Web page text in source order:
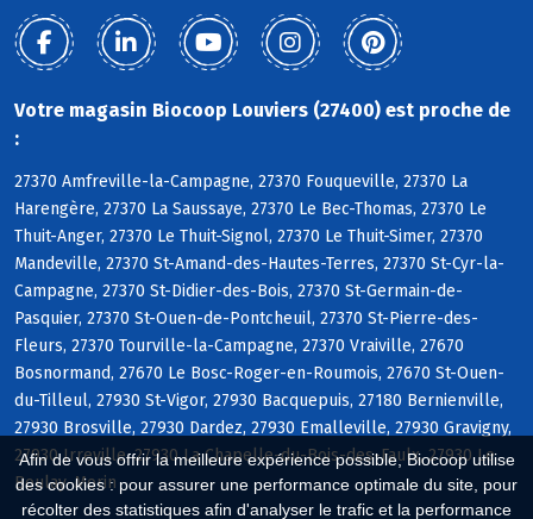
Afin de vous offrir la meilleure expérience possible, Biocoop utilise
des cookies : pour assurer une performance optimale du site, pour
récolter des statistiques afin d'analyser le trafic et la performance
Votre magasin Biocoop Louviers (27400) est proche de
:
27370 Amfreville-la-Campagne, 27370 Fouqueville, 27370 La
Harengère, 27370 La Saussaye, 27370 Le Bec-Thomas, 27370 Le
Thuit-Anger, 27370 Le Thuit-Signol, 27370 Le Thuit-Simer, 27370
Mandeville, 27370 St-Amand-des-Hautes-Terres, 27370 St-Cyr-la-
Campagne, 27370 St-Didier-des-Bois, 27370 St-Germain-de-
Pasquier, 27370 St-Ouen-de-Pontcheuil, 27370 St-Pierre-des-
Fleurs, 27370 Tourville-la-Campagne, 27370 Vraiville, 27670
Bosnormand, 27670 Le Bosc-Roger-en-Roumois, 27670 St-Ouen-
du-Tilleul, 27930 St-Vigor, 27930 Bacquepuis, 27180 Bernienville,
27930 Brosville, 27930 Dardez, 27930 Emalleville, 27930 Gravigny,
27930 Irreville, 27930 La Chapelle-du-Bois-des-Faulx, 27930 Le
Boulay-Morin